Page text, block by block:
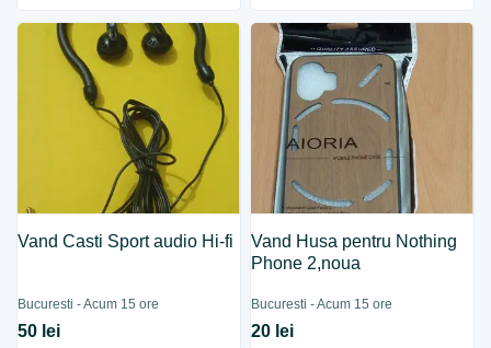
Vand Casti Sport audio Hi-fi
Bucuresti - Acum 15 ore
50 lei
Vand Husa pentru Nothing
Phone 2,noua
Bucuresti - Acum 15 ore
20 lei